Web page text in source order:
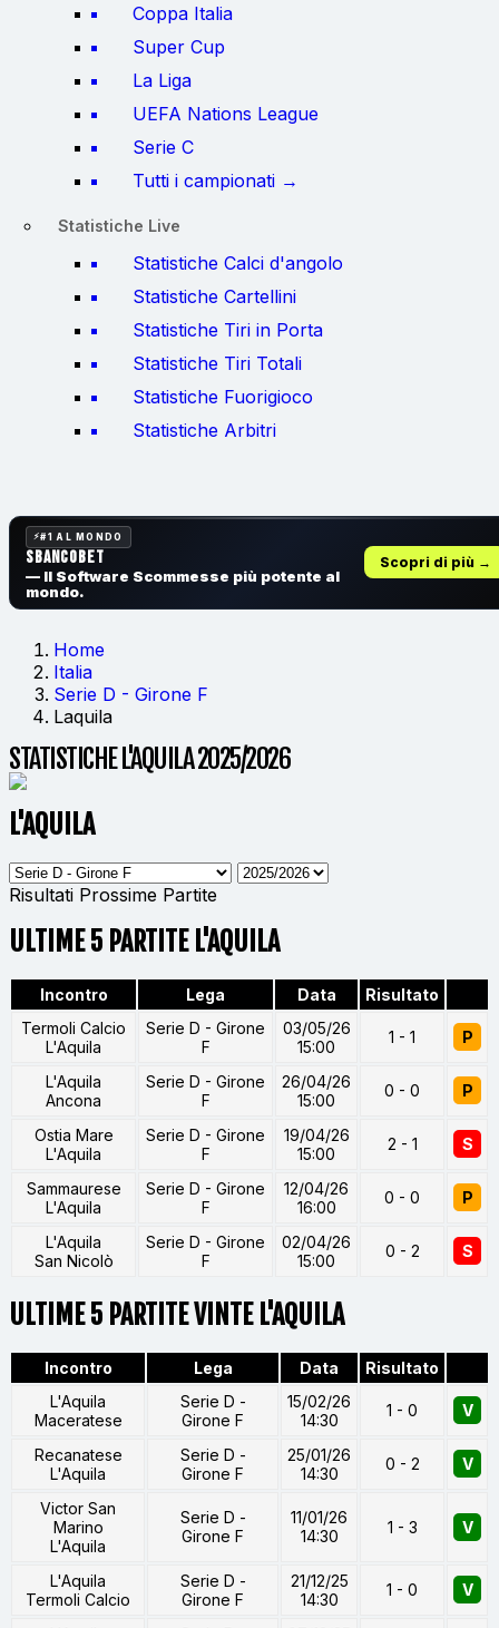
Coppa Italia
Super Cup
La Liga
UEFA Nations League
Serie C
Tutti i campionati →
Statistiche Live
Statistiche Calci d'angolo
Statistiche Cartellini
Statistiche Tiri in Porta
Statistiche Tiri Totali
Statistiche Fuorigioco
Statistiche Arbitri
#1 AL MONDO
SbancoBet
— Il Software Scommesse più potente al
mondo.
Scopri di più →
Home
Italia
Serie D - Girone F
Laquila
STATISTICHE L'AQUILA 2025/2026
L'AQUILA
Risultati Prossime Partite
ULTIME 5 PARTITE L'AQUILA
Incontro Lega Data
Risultato
Termoli Calcio
L'Aquila
Serie D - Girone
F
03/05/26
15:00
1 - 1 P
L'Aquila
Ancona
Serie D - Girone
F
26/04/26
15:00
0 - 0 P
Ostia Mare
L'Aquila
Serie D - Girone
F
19/04/26
15:00
2 - 1 S
Sammaurese
L'Aquila
Serie D - Girone
F
12/04/26
16:00
0 - 0 P
L'Aquila
San Nicolò
Serie D - Girone
F
02/04/26
15:00
0 - 2 S
ULTIME 5 PARTITE VINTE L'AQUILA
Incontro Lega Data
Risultato
L'Aquila
Maceratese
Serie D -
Girone F
15/02/26
14:30
1 - 0 V
Recanatese
L'Aquila
Serie D -
Girone F
25/01/26
14:30
0 - 2 V
Victor San
Marino
L'Aquila
Serie D -
Girone F
11/01/26
14:30
1 - 3 V
L'Aquila
Termoli Calcio
Serie D -
Girone F
21/12/25
14:30
1 - 0 V